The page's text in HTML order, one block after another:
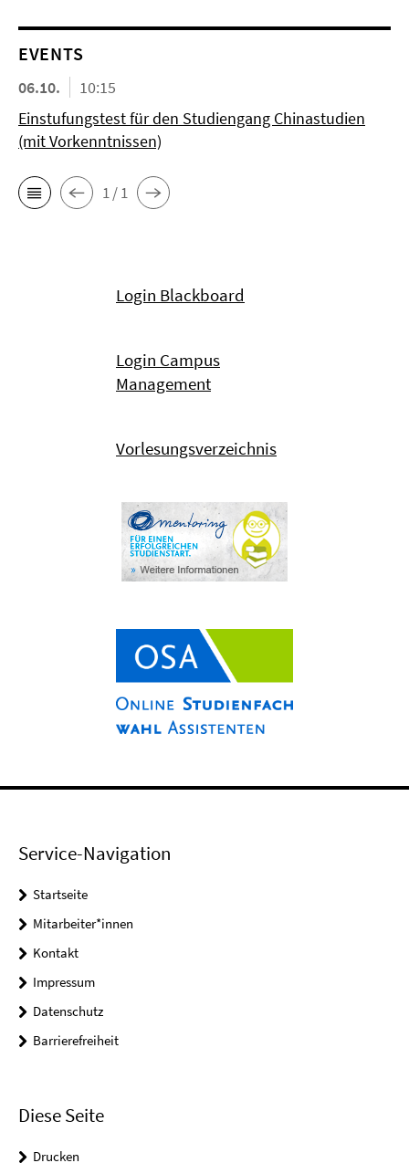
EVENTS
06.10.
10:15
Einstufungstest für den Studiengang Chinastudien
(mit Vorkenntnissen)
1 / 1
Login Blackboard
Login Campus
Management
Vorlesungsverzeichnis
Service-Navigation
Startseite
Mitarbeiter*innen
Kontakt
Impressum
Datenschutz
Barrierefreiheit
Diese Seite
Drucken